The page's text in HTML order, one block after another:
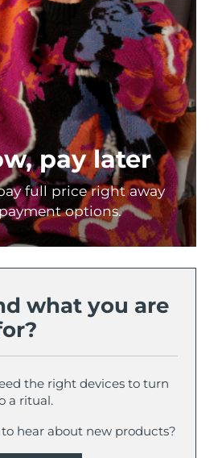
pay later
full price right away
options.
what you are
the right devices to turn
a ritual.
hear about new products?
Oczekiwany czas dostawy
8/13/26
Oczekiwany czas dostawy
8/10/26
Oczekiwany czas dostawy
8/10/26
Oczekiwany czas dostawy
8/9/26
Oczekiwany czas dostawy
8/10/26
Oczekiwany czas dostawy
Oczekiwany czas dostawy